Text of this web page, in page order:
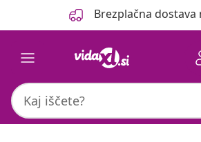
Brezplačna dostava